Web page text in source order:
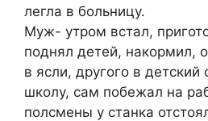
легла в больницу.
Муж- утром встал,
поднял детей, накормил,
в ясли, другого в детский
школу, сам побежал на
полсмены у станка